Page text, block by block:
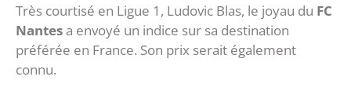
Très courtisé en Ligue 1, Ludovic Blas, le joyau du FC
Nantesa envoyé un indice sur sa destination
préférée en France. Son prix serait également
connu.